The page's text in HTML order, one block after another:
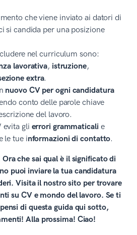
che viene inviato ai datori di
si candida per una posizione
nel curriculum sono:
lavorativa, istruzione,
extra.
nuovo CV per ogni candidatura
conto delle parole chiave
del lavoro.
evita gli errori grammaticali e
le tue informazioni di contatto.
che sai qual è il significato di
puoi inviare la tua candidatura
Visita il nostro sito per trovare
su CV e mondo del lavoro. Se ti
di questa guida qui sotto,
Alla prossima! Ciao!